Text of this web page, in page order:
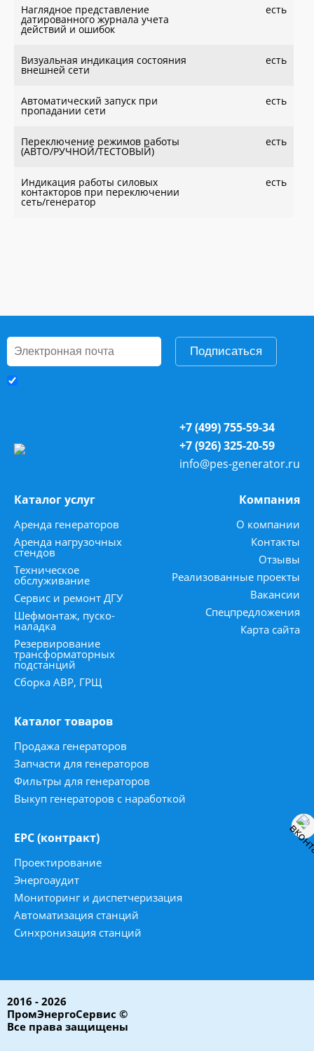
Наглядное представление
датированного журнала учета
действий и ошибок
есть
Визуальная индикация состояния
внешней сети
есть
Автоматический запуск при
пропадании сети
есть
Переключение режимов работы
(АВТО/РУЧНОЙ/ТЕСТОВЫЙ)
есть
Индикация работы силовых
контакторов при переключении
сеть/генератор
есть
Подписаться
+7 (499) 755-59-34
+7 (926) 325-20-59
info@pes-generator.ru
Каталог услуг
Аренда генераторов
Аренда нагрузочных
стендов
Техническое
обслуживание
Сервис и ремонт ДГУ
Шефмонтаж, пуско-
наладка
Резервирование
трансформаторных
подстанций
Сборка АВР, ГРЩ
Компания
О компании
Контакты
Отзывы
Реализованные проекты
Вакансии
Спецпредложения
Карта сайта
Каталог товаров
Продажа генераторов
Запчасти для генераторов
Фильтры для генераторов
Выкуп генераторов с наработкой
ЕРС (контракт)
Проектирование
Энергоаудит
Мониторинг и диспетчеризация
Автоматизация станций
Синхронизация станций
2016 - 2026
ПромЭнергоСервис ©
Все права защищены